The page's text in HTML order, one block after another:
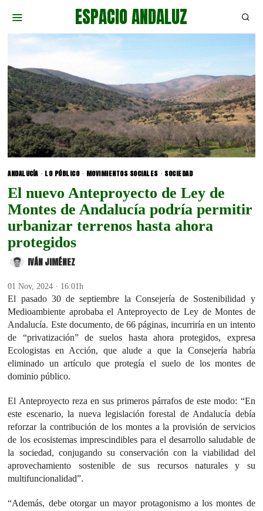
ESPACIO ANDALUZ
ANDALUCÍA · LO PÚBLICO · MOVIMIENTOS SOCIALES · SOCIEDAD
El nuevo Anteproyecto de Ley de
Montes de Andalucía podría permitir
urbanizar terrenos hasta ahora
protegidos
IVÁN JIMÉNEZ
01 Nov, 2024 · 16:01h
El pasado 30 de septiembre la Consejería de Sostenibilidad y
Medioambiente aprobaba el Anteproyecto de Ley de Montes de
Andalucía. Este documento, de 66 páginas, incurriría en un intento
de “privatización” de suelos hasta ahora protegidos, expresa
Ecologistas en Acción, que alude a que la Consejería habría
eliminado un artículo que protegía el suelo de los montes de
dominio público.
El Anteproyecto reza en sus primeros párrafos de este modo: “En
este escenario, la nueva legislación forestal de Andalucía debía
reforzar la contribución de los montes a la provisión de servicios
de los ecosistemas imprescindibles para el desarrollo saludable de
la sociedad, conjugando su conservación con la viabilidad del
aprovechamiento sostenible de sus recursos naturales y su
multifuncionalidad”.
“Además, debe otorgar un mayor protagonismo a los montes de